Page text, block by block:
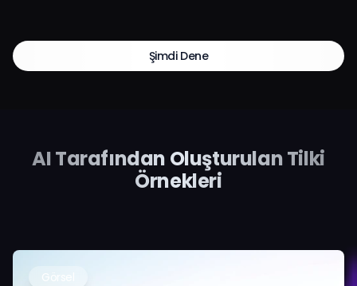
Şimdi Dene
AI Tarafından Oluşturulan Tilki
Örnekleri
Görsel